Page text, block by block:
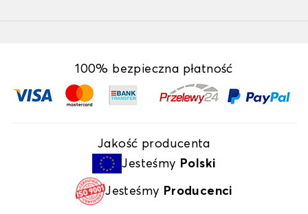
100% bezpieczna płatność
Jakość producenta
Jesteśmy Polski
Jesteśmy Producenci